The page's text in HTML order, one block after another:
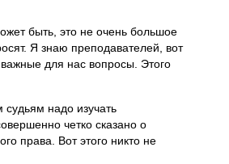
быть, это не очень большое
Я знаю преподавателей, вот
важные для нас вопросы. Этого
надо изучать
четко сказано о
права. Вот этого никто не